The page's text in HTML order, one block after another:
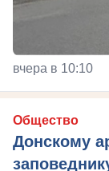
вчера в 10:10
Общество
Донскому